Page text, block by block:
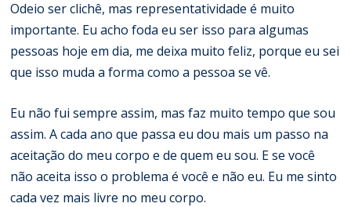
Odeio ser clichê, mas representatividade é muito
importante. Eu acho foda eu ser isso para algumas
pessoas hoje em dia, me deixa muito feliz, porque eu sei
que isso muda a forma como a pessoa se vê.
Eu não fui sempre assim, mas faz muito tempo que sou
assim. A cada ano que passa eu dou mais um passo na
aceitação do meu corpo e de quem eu sou. E se você
não aceita isso o problema é você e não eu. Eu me sinto
cada vez mais livre no meu corpo.